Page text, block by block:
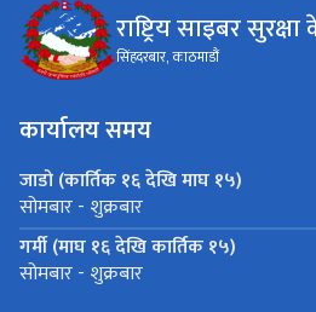
राष्ट्रिय साइबर सुरक्षा
सिंहदरबार, काठमाडौं
कार्यालय समय
जाडो (कार्तिक १६ देखि माघ १५)
सोमबार - शुक्रबार
गर्मी (माघ १६ देखि कार्तिक १५)
सोमबार - शुक्रबार